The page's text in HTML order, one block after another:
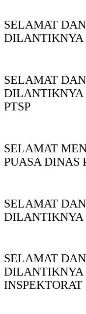
SELAMAT
DILANTIKNYA
SELAMAT
DILANTIKNYA
PTSP
SELAMAT
PUASA DINAS
SELAMAT
DILANTIKNYA
SELAMAT
DILANTIKNYA
INSPEKTORAT